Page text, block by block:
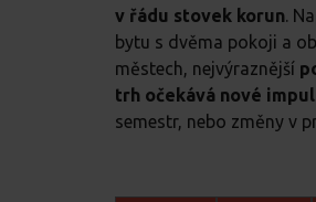
v řádu stovek korun.
bytu s dvěma pokoji a
městech, nejvýraznější
trh očekává nové
semestr, nebo změny v